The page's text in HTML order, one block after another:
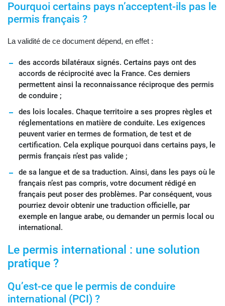
Pourquoi certains pays n’acceptent-ils pas le
permis français ?
La validité de ce document dépend, en effet :
des accords bilatéraux signés. Certains pays ont des
accords de réciprocité avec la France. Ces derniers
permettent ainsi la reconnaissance réciproque des permis
de conduire ;
des lois locales. Chaque territoire a ses propres règles et
réglementations en matière de conduite. Les exigences
peuvent varier en termes de formation, de test et de
certification. Cela explique pourquoi dans certains pays, le
permis français n’est pas valide ;
de sa langue et de sa traduction. Ainsi, dans les pays où le
français n’est pas compris, votre document rédigé en
français peut poser des problèmes. Par conséquent, vous
pourriez devoir obtenir une traduction officielle, par
exemple en langue arabe, ou demander un permis local ou
international.
Le permis international : une solution
pratique ?
Qu’est-ce que le permis de conduire
international (PCI) ?